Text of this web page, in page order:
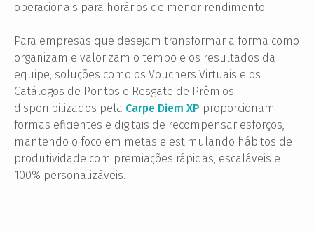
operacionais para horários de menor rendimento.
Para empresas que desejam transformar a forma como
organizam e valorizam o tempo e os resultados da
equipe, soluções como os Vouchers Virtuais e os
Catálogos de Pontos e Resgate de Prêmios
disponibilizados pela Carpe Diem XP proporcionam
formas eficientes e digitais de recompensar esforços,
mantendo o foco em metas e estimulando hábitos de
produtividade com premiações rápidas, escaláveis e
100% personalizáveis.